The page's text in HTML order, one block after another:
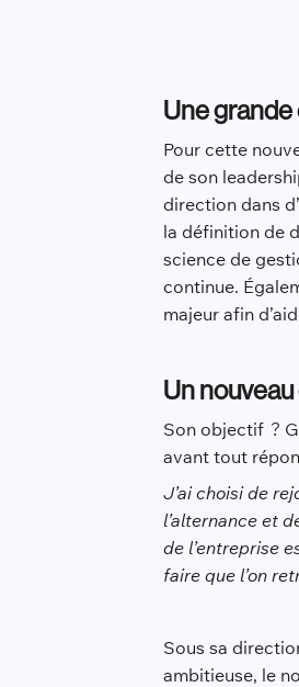
Une
Pour cette
de son
direction dans
la définition de
science de
continue.
majeur afin
Un
Son objectif ?
avant tout
J’ai choisi de
l’alternance et
de l’entreprise
faire que l’on
Sous sa
ambitieuse, le